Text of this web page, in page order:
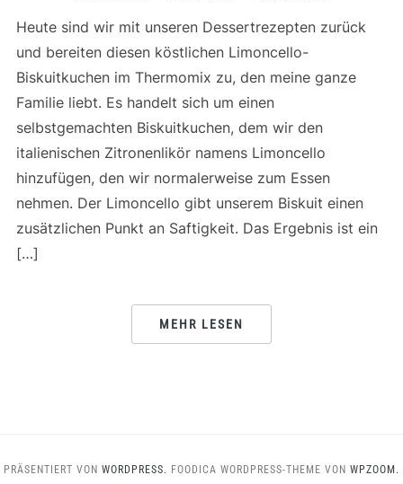
Heute sind wir mit unseren Dessertrezepten zurück
und bereiten diesen köstlichen Limoncello-
Biskuitkuchen im Thermomix zu, den meine ganze
Familie liebt. Es handelt sich um einen
selbstgemachten Biskuitkuchen, dem wir den
italienischen Zitronenlikör namens Limoncello
hinzufügen, den wir normalerweise zum Essen
nehmen. Der Limoncello gibt unserem Biskuit einen
zusätzlichen Punkt an Saftigkeit. Das Ergebnis ist ein
[…]
MEHR LESEN
PRÄSENTIERT VON WORDPRESS. FOODICA WORDPRESS-THEME VON WPZOOM.